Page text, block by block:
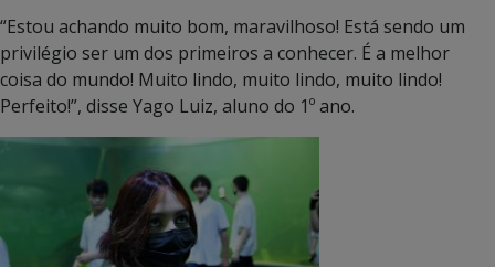
“Estou achando muito bom, maravilhoso! Está sendo um
privilégio ser um dos primeiros a conhecer. É a melhor
coisa do mundo! Muito lindo, muito lindo, muito lindo!
Perfeito!”, disse Yago Luiz, aluno do 1º ano.